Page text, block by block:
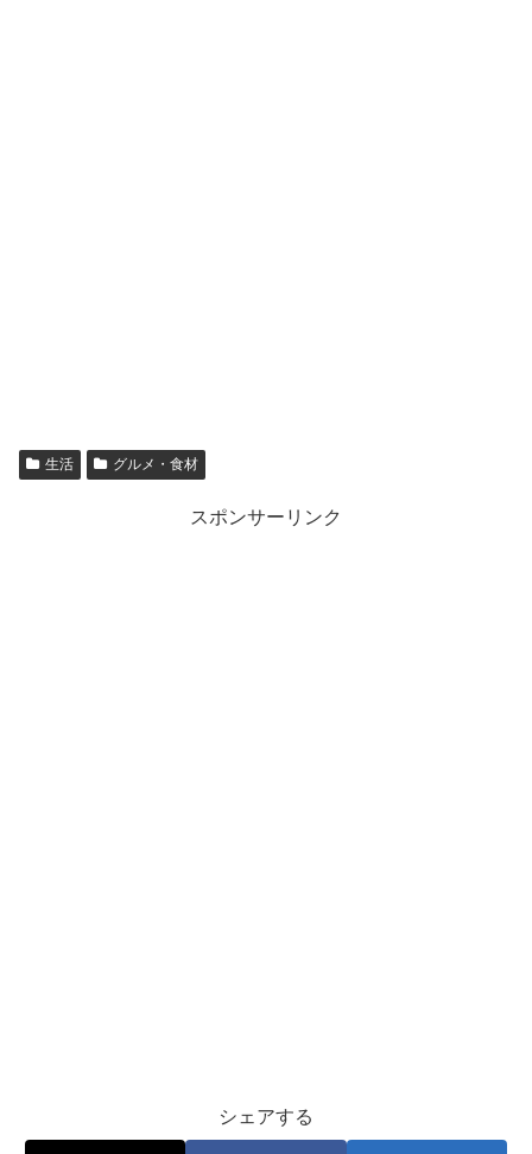
生活 グルメ・食材
スポンサーリンク
シェアする